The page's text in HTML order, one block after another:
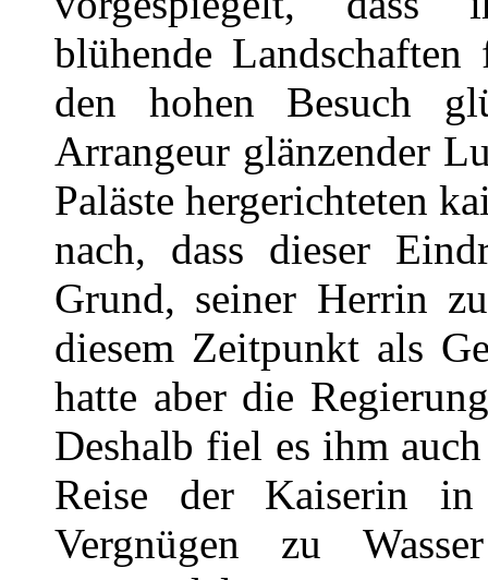
blühende
den hohen Besuch
Arrangeur glänzender
Paläste hergerichteten
nach, dass dieser
Grund, seiner Herrin
diesem Zeitpunkt als
hatte aber die
Deshalb fiel es ihm
Reise der Kaiserin
Vergnügen zu